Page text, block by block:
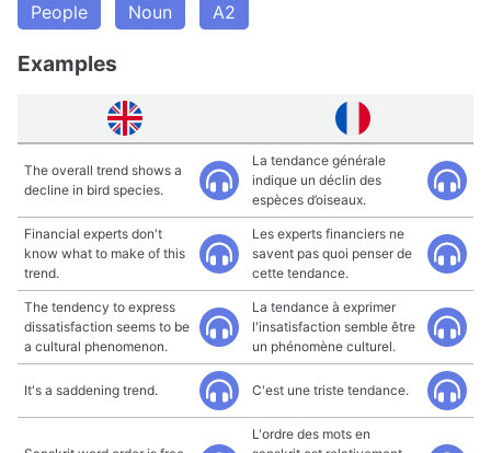
People Noun A2
Examples
The overall trend shows a
decline in bird species.
La tendance générale
indique un déclin des
espèces d’oiseaux.
Financial experts don't
know what to make of this
trend.
Les experts financiers ne
savent pas quoi penser de
cette tendance.
The tendency to express
dissatisfaction seems to be
a cultural phenomenon.
La tendance à exprimer
l'insatisfaction semble être
un phénomène culturel.
It's a saddening trend. C'est une triste tendance.
L'ordre des mots en